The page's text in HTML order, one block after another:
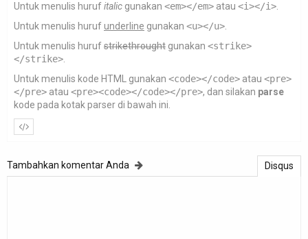
Untuk menulis hurufitalic gunakan <em></em> atau <i></i>
Untuk menulis hurufunderline gunakan <u></u>
Untuk menulis hurufstrikethrought gunakan <strike>
</strike>
Untuk menulis kode HTML gunakan <code></code> atau <pre>
</pre> atau <pre><code></code></pre>, dan silakan parse
kode pada kotak parser di bawah ini.
Disqus
Tambahkan komentar Anda